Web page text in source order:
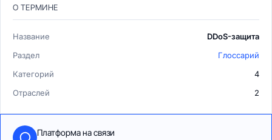
О ТЕРМИНЕ
Название
DDoS-защита
Раздел
Глоссарий
Категорий
4
Отраслей
2
Платформа на связи